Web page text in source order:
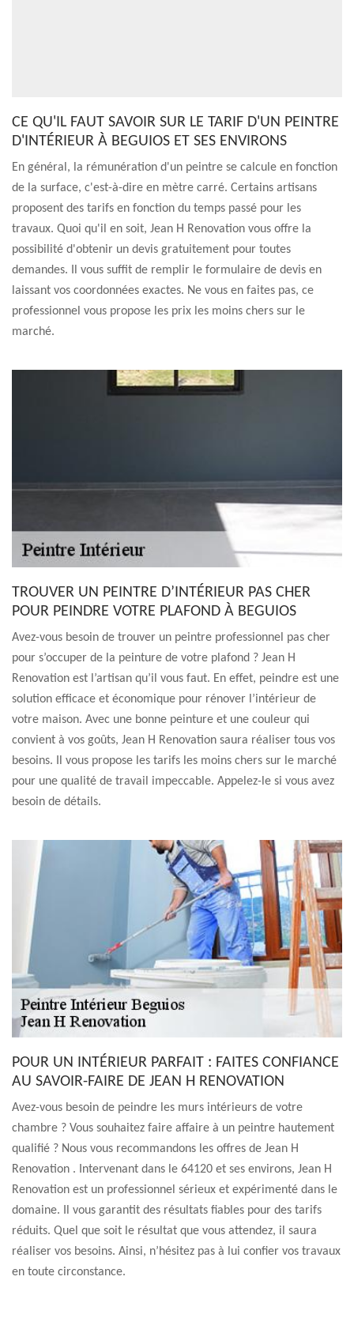
CE QU'IL FAUT SAVOIR SUR LE TARIF D'UN PEINTRE
D'INTÉRIEUR À BEGUIOS ET SES ENVIRONS
En général, la rémunération d'un peintre se calcule en fonction
de la surface, c'est-à-dire en mètre carré. Certains artisans
proposent des tarifs en fonction du temps passé pour les
travaux. Quoi qu'il en soit, Jean H Renovation vous offre la
possibilité d'obtenir un devis gratuitement pour toutes
demandes. Il vous suffit de remplir le formulaire de devis en
laissant vos coordonnées exactes. Ne vous en faites pas, ce
professionnel vous propose les prix les moins chers sur le
marché.
TROUVER UN PEINTRE D’INTÉRIEUR PAS CHER
POUR PEINDRE VOTRE PLAFOND À BEGUIOS
Avez-vous besoin de trouver un peintre professionnel pas cher
pour s’occuper de la peinture de votre plafond ? Jean H
Renovation est l’artisan qu’il vous faut. En effet, peindre est une
solution efficace et économique pour rénover l’intérieur de
votre maison. Avec une bonne peinture et une couleur qui
convient à vos goûts, Jean H Renovation saura réaliser tous vos
besoins. Il vous propose les tarifs les moins chers sur le marché
pour une qualité de travail impeccable. Appelez-le si vous avez
besoin de détails.
POUR UN INTÉRIEUR PARFAIT : FAITES CONFIANCE
AU SAVOIR-FAIRE DE JEAN H RENOVATION
Avez-vous besoin de peindre les murs intérieurs de votre
chambre ? Vous souhaitez faire affaire à un peintre hautement
qualifié ? Nous vous recommandons les offres de Jean H
Renovation . Intervenant dans le 64120 et ses environs, Jean H
Renovation est un professionnel sérieux et expérimenté dans le
domaine. Il vous garantit des résultats fiables pour des tarifs
réduits. Quel que soit le résultat que vous attendez, il saura
réaliser vos besoins. Ainsi, n’hésitez pas à lui confier vos travaux
en toute circonstance.